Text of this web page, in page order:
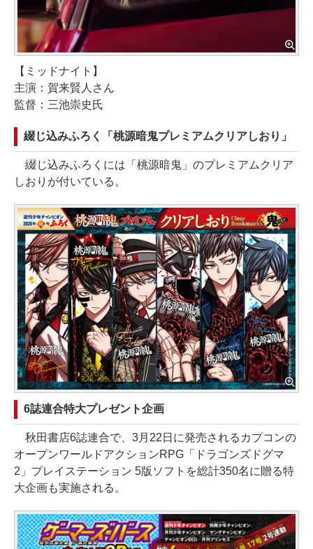
【ミッドナイト】
主演：賀来賢人さん
監督：三池崇史氏
綴じ込みふろく「桃源暗鬼プレミアムクリアしおり」
綴じ込みふろくには「桃源暗鬼」のプレミアムクリア
しおりが付いている。
6誌連合特大プレゼント企画
秋田書店6誌連合で、3月22日に発売されるカプコンの
オープンワールドアクションRPG「ドラゴンズドグマ
2」プレイステーション 5版ソフトを総計350名に贈る特
大企画も実施される。